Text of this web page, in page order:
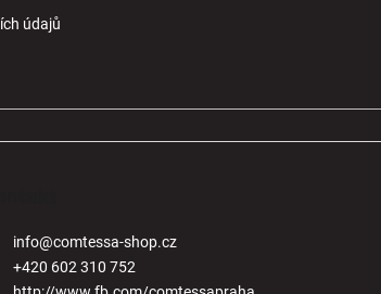
údajů
info@comtessa-shop.cz
+420 602 310 752